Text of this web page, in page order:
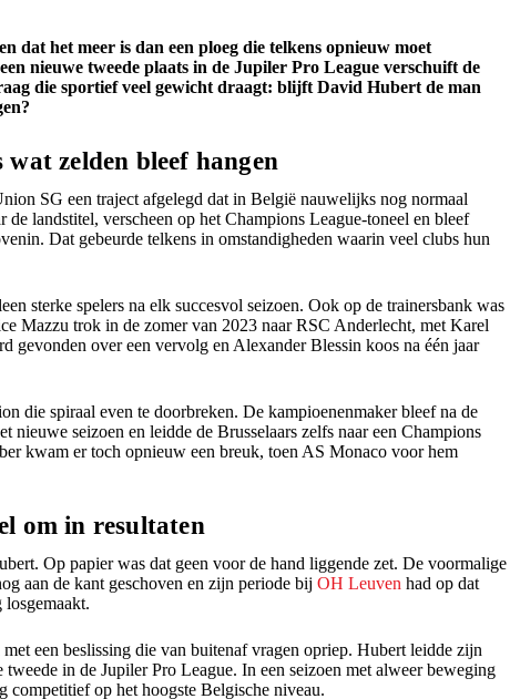
dat het meer is dan een ploeg die telkens opnieuw moet
nieuwe tweede plaats in de Jupiler Pro League verschuift de
die sportief veel gewicht draagt: blijft David Hubert de man
zelden bleef hangen
SG een traject afgelegd dat in België nauwelijks nog normaal
landstitel, verscheen op het Champions League-toneel en bleef
Dat gebeurde telkens in omstandigheden waarin veel clubs hun
sterke spelers na elk succesvol seizoen. Ook op de trainersbank was
Mazzu trok in de zomer van 2023 naar RSC Anderlecht, met Karel
gevonden over een vervolg en Alexander Blessin koos na één jaar
die spiraal even te doorbreken. De kampioenenmaker bleef na de
nieuwe seizoen en leidde de Brusselaars zelfs naar een Champions
kwam er toch opnieuw een breuk, toen AS Monaco voor hem
om in resultaten
Op papier was dat geen voor de hand liggende zet. De voormalige
aan de kant geschoven en zijn periode bij OH Leuven had op dat
een beslissing die van buitenaf vragen opriep. Hubert leidde zijn
in de Jupiler Pro League. In een seizoen met alweer beweging
competitief op het hoogste Belgische niveau.